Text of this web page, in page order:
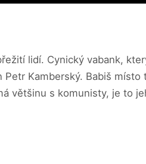
lidí. Cynický vabank,
Kamberský. Babiš
většinu s komunisty, je to